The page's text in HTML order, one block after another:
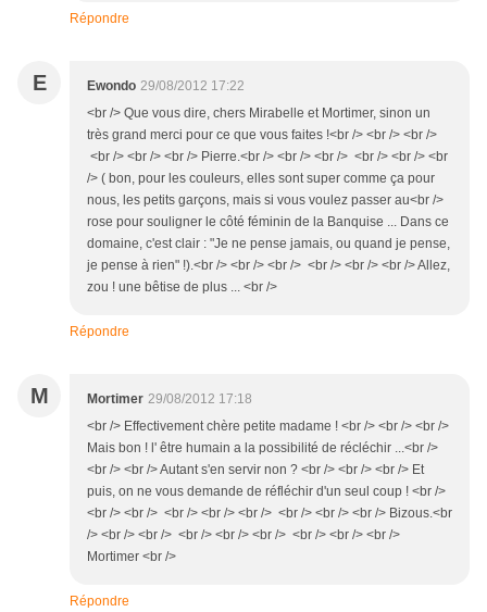
Répondre
E Ewondo 29/08/2012 17:22
<br /> Que vous dire, chers Mirabelle et Mortimer, sinon un
très grand merci pour ce que vous faites !<br /> <br /> <br />
<br /> <br /> <br /> Pierre.<br /> <br /> <br /> <br /> <br /> <br
/> ( bon, pour les couleurs, elles sont super comme ça pour
nous, les petits garçons, mais si vous voulez passer au<br />
rose pour souligner le côté féminin de la Banquise ... Dans ce
domaine, c'est clair : "Je ne pense jamais, ou quand je pense,
je pense à rien" !).<br /> <br /> <br /> <br /> <br /> <br /> Allez,
zou ! une bêtise de plus ... <br />
Répondre
M Mortimer 29/08/2012 17:18
<br /> Effectivement chère petite madame ! <br /> <br /> <br />
Mais bon ! l' être humain a la possibilité de récléchir ...<br />
<br /> <br /> Autant s'en servir non ? <br /> <br /> <br /> Et
puis, on ne vous demande de réfléchir d'un seul coup ! <br />
<br /> <br /> <br /> <br /> <br /> <br /> <br /> <br /> Bizous.<br
/> <br /> <br /> <br /> <br /> <br /> <br /> <br /> <br />
Mortimer <br />
Répondre